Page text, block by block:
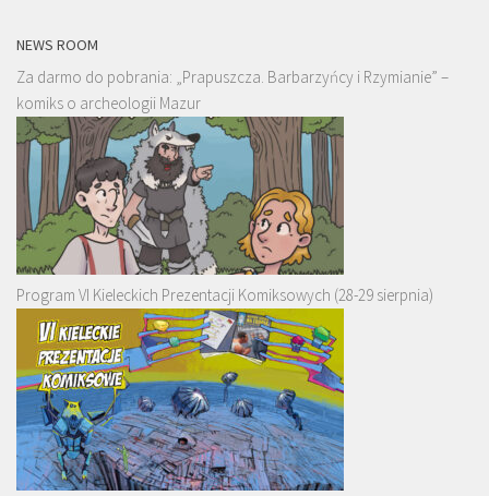
NEWS ROOM
Za darmo do pobrania: „Prapuszcza. Barbarzyńcy i Rzymianie” –
komiks o archeologii Mazur
Program VI Kieleckich Prezentacji Komiksowych (28-29 sierpnia)